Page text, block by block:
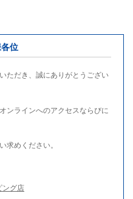
位
ただき、誠にありがとうござい
ンラインへのアクセスならびに
求めください。
ング店